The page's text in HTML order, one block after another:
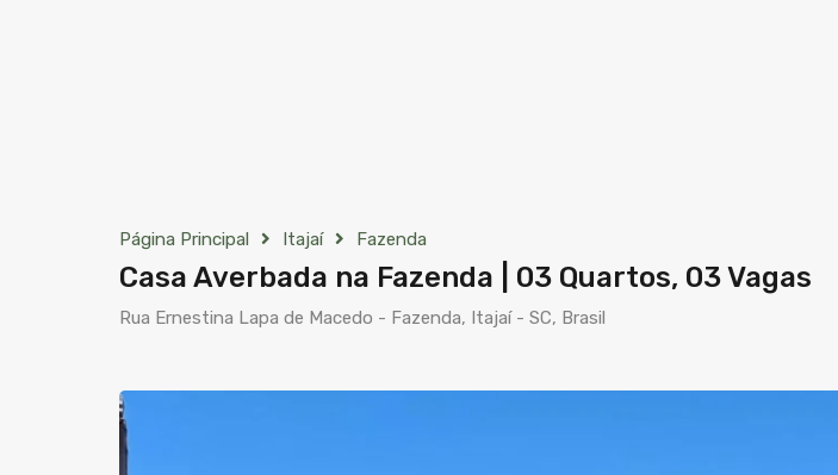
Página Principal Itajaí Fazenda
Casa Averbada na Fazenda | 03 Quartos, 03 Vagas
Rua Ernestina Lapa de Macedo - Fazenda, Itajaí - SC, Brasil